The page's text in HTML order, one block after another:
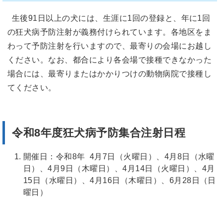
生後91日以上の犬には、生涯に1回の登録と、年に1回
の狂犬病予防注射が義務付けられています。各地区をま
わって予防注射を行いますので、最寄りの会場にお越し
ください。なお、都合により各会場で接種できなかった
場合には、最寄りまたはかかりつけの動物病院で接種し
てください。
令和8年度狂犬病予防集合注射日程
開催日：令和8年 4月7日（火曜日）、4月8日（水曜
日）、4月9日（木曜日）、4月14日（火曜日）、4月
15日（水曜日）、4月16日（木曜日）、6月28日（日
曜日）